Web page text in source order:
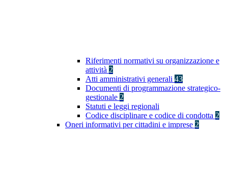
Riferimenti normativi su organizzazione e
attività 2
Atti amministrativi generali 43
Documenti di programmazione strategico-
gestionale 2
Statuti e leggi regionali
Codice disciplinare e codice di condotta 2
Oneri informativi per cittadini e imprese 2